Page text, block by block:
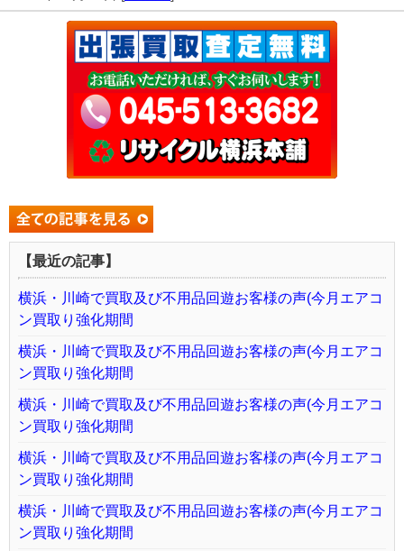
【最近の記事】
横浜・川崎で買取及び不用品回遊お客様の声(今月エアコ
ン買取り強化期間
横浜・川崎で買取及び不用品回遊お客様の声(今月エアコ
ン買取り強化期間
横浜・川崎で買取及び不用品回遊お客様の声(今月エアコ
ン買取り強化期間
横浜・川崎で買取及び不用品回遊お客様の声(今月エアコ
ン買取り強化期間
横浜・川崎で買取及び不用品回遊お客様の声(今月エアコ
ン買取り強化期間